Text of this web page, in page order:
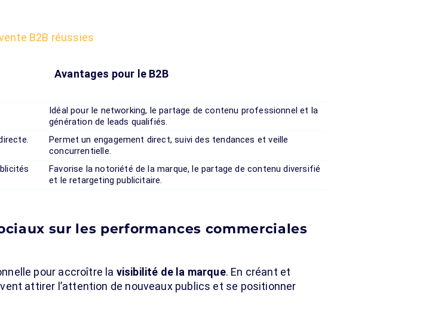
B2B réussies
Avantages pour le B2B
Idéal pour le networking, le partage de contenu professionnel et la
génération de leads qualifiés.
Permet un engagement direct, suivi des tendances et veille
concurrentielle.
Favorise la notoriété de la marque, le partage de contenu diversifié
et le retargeting publicitaire.
sur les performances commerciales
pour accroître la visibilité de la marque. En créant et
attirer l’attention de nouveaux publics et se positionner